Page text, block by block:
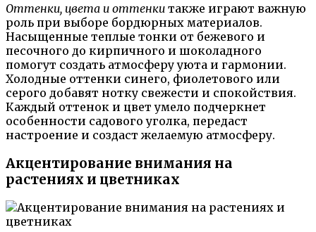
Оттенки, цвета и оттенки также играют важную
роль при выборе бордюрных материалов.
Насыщенные теплые тонки от бежевого и
песочного до кирпичного и шоколадного
помогут создать атмосферу уюта и гармонии.
Холодные оттенки синего, фиолетового или
серого добавят нотку свежести и спокойствия.
Каждый оттенок и цвет умело подчеркнет
особенности садового уголка, передаст
настроение и создаст желаемую атмосферу.
Акцентирование внимания на
растениях и цветниках